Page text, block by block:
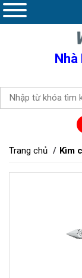
Nhà
Trang chủ Kìm